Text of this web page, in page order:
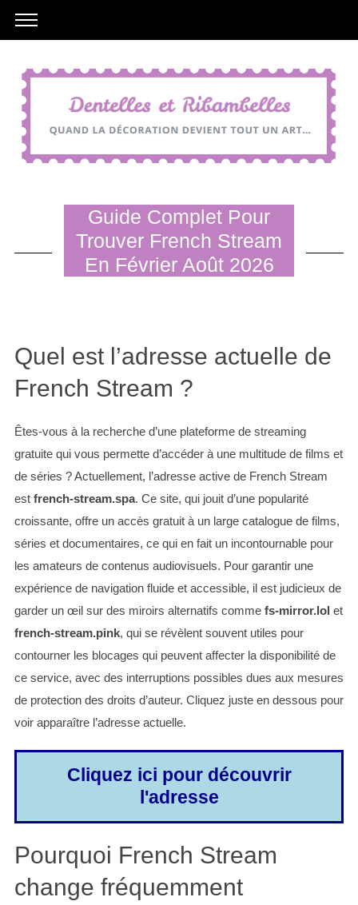
Guide Complet Pour
Trouver French Stream
En Février Août 2026
Quel est l’adresse actuelle de
French Stream ?
Êtes-vous à la recherche d’une plateforme de streaming
gratuite qui vous permette d’accéder à une multitude de films et
de séries ? Actuellement, l’adresse active de French Stream
est french-stream.spa. Ce site, qui jouit d’une popularité
croissante, offre un accès gratuit à un large catalogue de films,
séries et documentaires, ce qui en fait un incontournable pour
les amateurs de contenus audiovisuels. Pour garantir une
expérience de navigation fluide et accessible, il est judicieux de
garder un œil sur des miroirs alternatifs comme fs-mirror.lol et
french-stream.pink, qui se révèlent souvent utiles pour
contourner les blocages qui peuvent affecter la disponibilité de
ce service, avec des interruptions possibles dues aux mesures
de protection des droits d’auteur. Cliquez juste en dessous pour
voir apparaître l’adresse actuelle.
Cliquez ici pour découvrir
l'adresse
Pourquoi French Stream
change fréquemment